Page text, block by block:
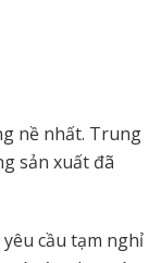
nề nhất. Trung
sản xuất đã
cầu tạm nghỉ